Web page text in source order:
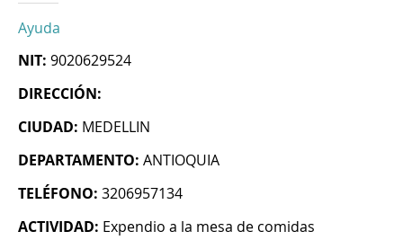
Ayuda
NIT: 9020629524
DIRECCIÓN:
CIUDAD: MEDELLIN
DEPARTAMENTO: ANTIOQUIA
TELÉFONO: 3206957134
ACTIVIDAD: Expendio a la mesa de comidas